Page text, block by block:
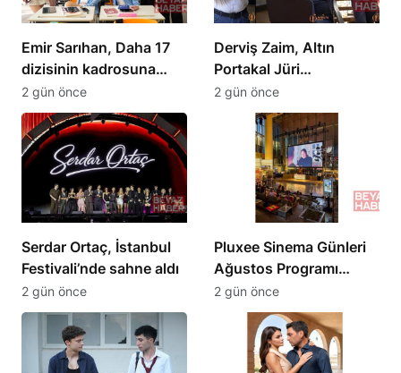
Emir Sarıhan, Daha 17
dizisinin kadrosuna
katıldı
2 gün önce
Derviş Zaim, Altın
Portakal Jüri
Başkanlığına Atandı
2 gün önce
Serdar Ortaç, İstanbul
Festivali’nde sahne aldı
2 gün önce
Pluxee Sinema Günleri
Ağustos Programı
Açıklandı
2 gün önce